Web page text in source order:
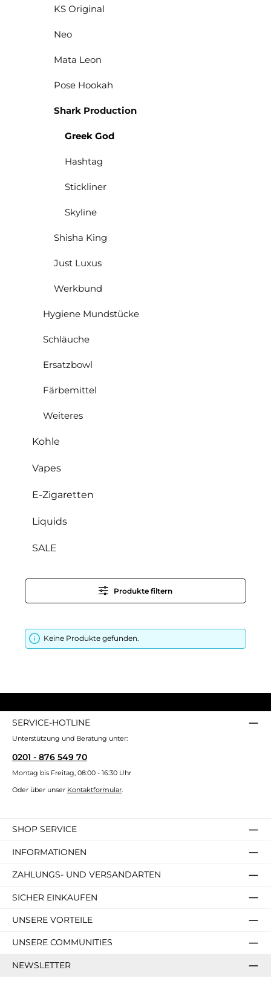
KS Original
Neo
Mata Leon
Pose Hookah
Shark Production
Greek God
Hashtag
Stickliner
Skyline
Shisha King
Just Luxus
Werkbund
Hygiene Mundstücke
Schläuche
Ersatzbowl
Färbemittel
Weiteres
Kohle
Vapes
E-Zigaretten
Liquids
SALE
Produkte filtern
Keine Produkte gefunden.
SERVICE-HOTLINE
Unterstützung und Beratung unter:
0201 - 876 549 70
Montag bis Freitag, 08:00 - 16:30 Uhr
Oder über unser Kontaktformular.
SHOP SERVICE
INFORMATIONEN
ZAHLUNGS- UND VERSANDARTEN
SICHER EINKAUFEN
UNSERE VORTEILE
UNSERE COMMUNITIES
NEWSLETTER